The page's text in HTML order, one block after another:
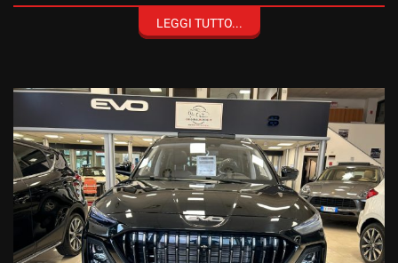
Versioni disponibili 7 o 6 posti
- Vernice metallizzata e 600,00
- Cerchi in lega da 19''
- Vetri privacy
- Tetto panoramico
- Climatizzatore automatico 3 zone
- Telecamera 360° HD
- Sedili in ecopelle
- Sedili anteriori regolabili e riscaldabili elettricamente
- Luci a LED e accensione automatica
- Follow me home
LEGGI TUTTO...